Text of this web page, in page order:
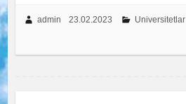
admin 23.02.2023 Universitetlar